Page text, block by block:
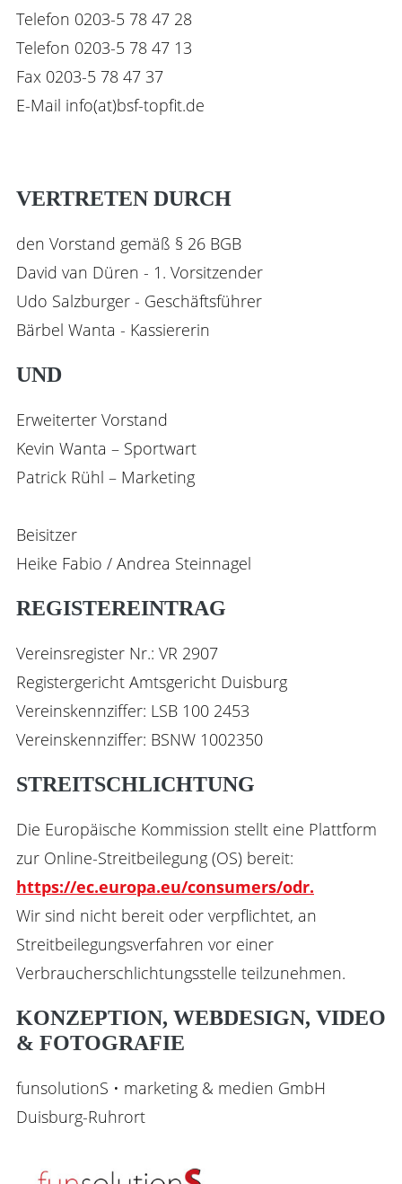
Telefon 0203-5 78 47 28
Telefon 0203-5 78 47 13
Fax 0203-5 78 47 37
E-Mail info(at)bsf-topfit.de
VERTRETEN DURCH
den Vorstand gemäß § 26 BGB
David van Düren - 1. Vorsitzender
Udo Salzburger - Geschäftsführer
Bärbel Wanta - Kassiererin
UND
Erweiterter Vorstand
Kevin Wanta – Sportwart
Patrick Rühl – Marketing
Beisitzer
Heike Fabio / Andrea Steinnagel
REGISTEREINTRAG
Vereinsregister Nr.: VR 2907
Registergericht Amtsgericht Duisburg
Vereinskennziffer: LSB 100 2453
Vereinskennziffer: BSNW 1002350
STREITSCHLICHTUNG
Die Europäische Kommission stellt eine Plattform
zur Online-Streitbeilegung (OS) bereit:
https://ec.europa.eu/consumers/odr.
Wir sind nicht bereit oder verpflichtet, an
Streitbeilegungsverfahren vor einer
Verbraucherschlichtungsstelle teilzunehmen.
KONZEPTION, WEBDESIGN, VIDEO
& FOTOGRAFIE
funsolutionS • marketing & medien GmbH
Duisburg-Ruhrort